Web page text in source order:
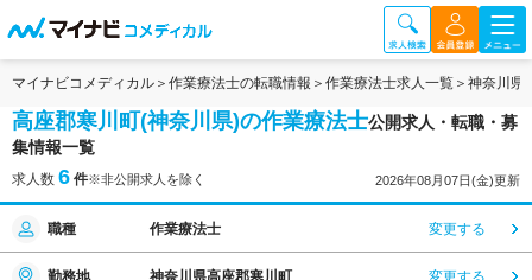
マイナビコメディカル 作業療法士の転職情報 作業療法士求人一覧 神奈川県
高座郡寒川町(神奈川県)の作業療法士公開求人・転職・募
集情報一覧
求人数 6 件※非公開求人を除く 2026年08月07日(金)更新
職種 作業療法士 変更する
勤務地 神奈川県高座郡寒川町 変更する